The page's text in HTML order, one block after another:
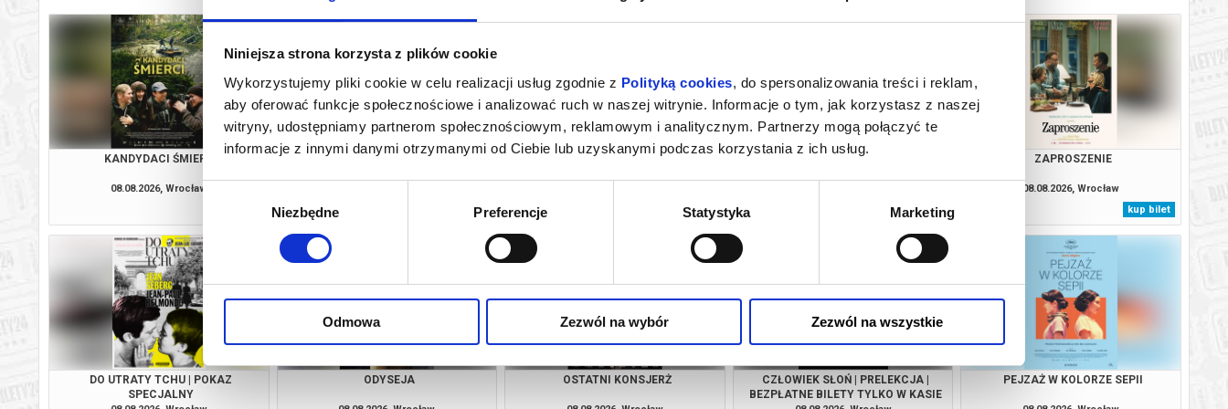
Niniejsza strona korzysta z plików cookie
Wykorzystujemy pliki cookie w celu realizacji usług zgodnie z Polityką cookies, do spersonalizowania treści i reklam,
aby oferować funkcje społecznościowe i analizować ruch w naszej witrynie. Informacje o tym, jak korzystasz z naszej
witryny, udostępniamy partnerom społecznościowym, reklamowym i analitycznym. Partnerzy mogą połączyć te
informacje z innymi danymi otrzymanymi od Ciebie lub uzyskanymi podczas korzystania z ich usług.
Wybór
Niezbędne Preferencje Statystyka Marketing
Odmowa Zezwól na wybór Zezwól na wszystkie
KANDYDACI ŚMIERCI
08.08.2026, Wrocław
MŁODY WASZYNGTON
kup bilet
O CZYM SOBIE NIE MÓWIMY
kup bilet
OJCZYZNA
kup bilet
ZAPROSZENIE
08.08.2026, Wrocław
kup bilet
DO UTRATY TCHU | POKAZ
SPECJALNY
ODYSEJA OSTATNI KONSJERŻ
CZŁOWIEK SŁOŃ | PRELEKCJA |
BEZPŁATNE BILETY TYLKO W KASIE
PEJZAŻ W KOLORZE SEPII